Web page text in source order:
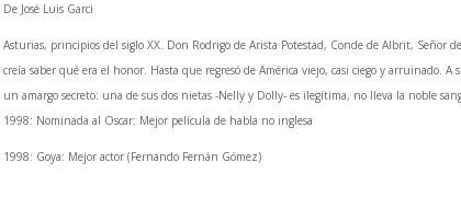
De José Luis Garci
Asturias, principios del siglo XX. Don Rodrigo de Arista Potestad, Conde de Albrit, Señor
creía saber qué era el honor. Hasta que regresó de América viejo, casi ciego y arruinado. A
un amargo secreto: una de sus dos nietas -Nelly y Dolly- es ilegítima, no lleva la noble
1998: Nominada al Oscar: Mejor película de habla no inglesa
1998: Goya: Mejor actor (Fernando Fernán Gómez)